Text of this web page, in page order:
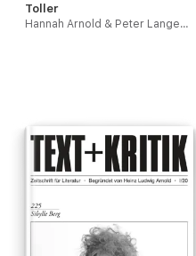
Toller
Hannah Arnold & Peter Langemeyer